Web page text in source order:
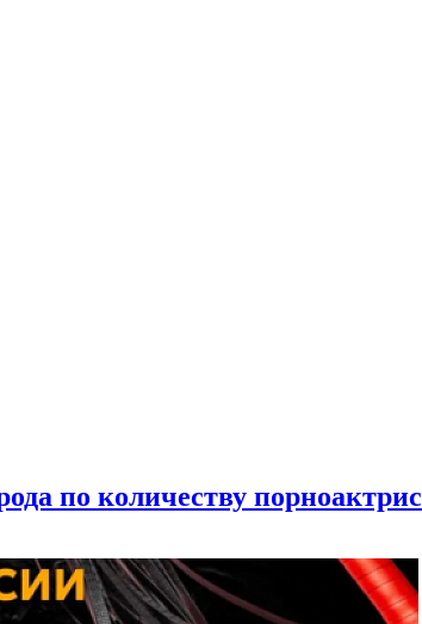
по количеству порноактрис